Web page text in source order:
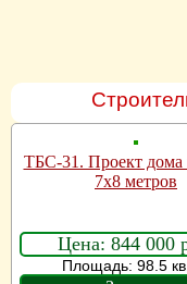
ТБС-31. Проект дома
7х8 метров
Цена: 844 000
Площадь: 98.5